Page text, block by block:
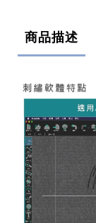
商品描述